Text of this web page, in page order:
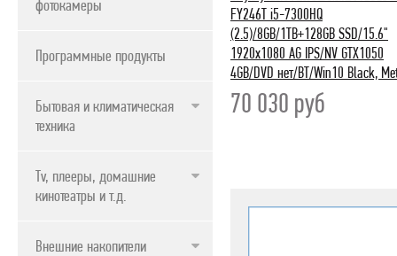
фотокамеры
Программные продукты
Бытовая и климатическая
техника
Tv, плееры, домашние
кинотеатры и т.д.
Внешние накопители
FY246T i5-7300HQ
(2.5)/8GB/1TB+128GB SSD/15.6"
1920x1080 AG IPS/NV GTX1050
4GB/DVD нет/BT/Win10 Black,
70 030 руб